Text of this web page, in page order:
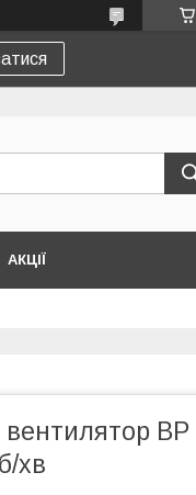
АКЦІЇ
хв